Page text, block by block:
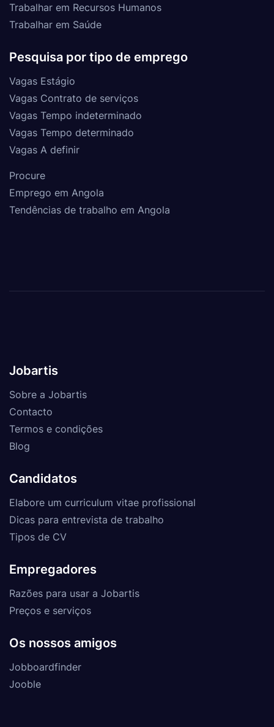
Trabalhar em Recursos Humanos
Trabalhar em Saúde
Pesquisa por tipo de emprego
Vagas Estágio
Vagas Contrato de serviços
Vagas Tempo indeterminado
Vagas Tempo determinado
Vagas A definir
Procure
Emprego em Angola
Tendências de trabalho em Angola
Jobartis
Sobre a Jobartis
Contacto
Termos e condições
Blog
Candidatos
Elabore um curriculum vitae profissional
Dicas para entrevista de trabalho
Tipos de CV
Empregadores
Razões para usar a Jobartis
Preços e serviços
Os nossos amigos
Jobboardfinder
Jooble